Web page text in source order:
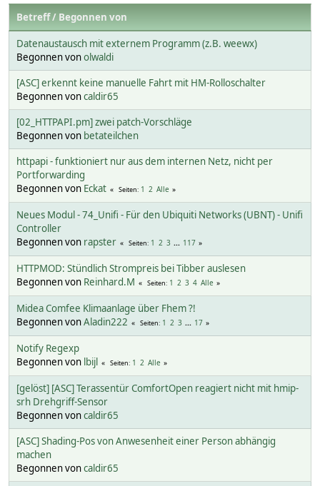
Betreff/ Begonnen von
Datenaustausch mit externem Programm (z.B. weewx)
Begonnen vonolwaldi
[ASC] erkennt keine manuelle Fahrt mit HM-Rolloschalter
Begonnen voncaldir65
[02_HTTPAPI.pm] zwei patch-Vorschläge
Begonnen von betateilchen
httpapi - funktioniert nur aus dem internen Netz, nicht per
Portforwarding
Begonnen von Eckat Seiten 1 2 Alle
Neues Modul - 74_Unifi - Für den Ubiquiti Networks (UBNT) - Unifi
Controller
Begonnen von rapster Seiten 1 2 3 ... 117
HTTPMOD: Stündlich Strompreis bei Tibber auslesen
Begonnen von Reinhard.M Seiten 1 2 3 4 Alle
Midea Comfee Klimaanlage über Fhem ?!
Begonnen vonAladin222 Seiten 1 2 3 ... 17
Notify Regexp
Begonnen von lbijl Seiten 1 2 Alle
[gelöst] [ASC] Terassentür ComfortOpen reagiert nicht mit hmip-
srh Drehgriff-Sensor
Begonnen voncaldir65
[ASC] Shading-Pos von Anwesenheit einer Person abhängig
machen
Begonnen voncaldir65